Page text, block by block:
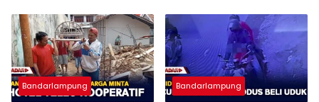
Bandarlampung Bandarlampung